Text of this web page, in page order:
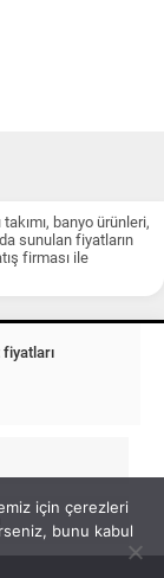
banyo ürünleri,
sunulan fiyatların
firması ile
için çerezleri
bunu kabul